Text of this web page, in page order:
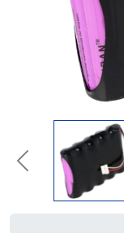
Previous